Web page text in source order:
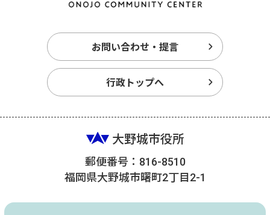
お問い合わせ・提言
行政トップへ
大野城市役所
郵便番号：816-8510
福岡県大野城市曙町2丁目2-1